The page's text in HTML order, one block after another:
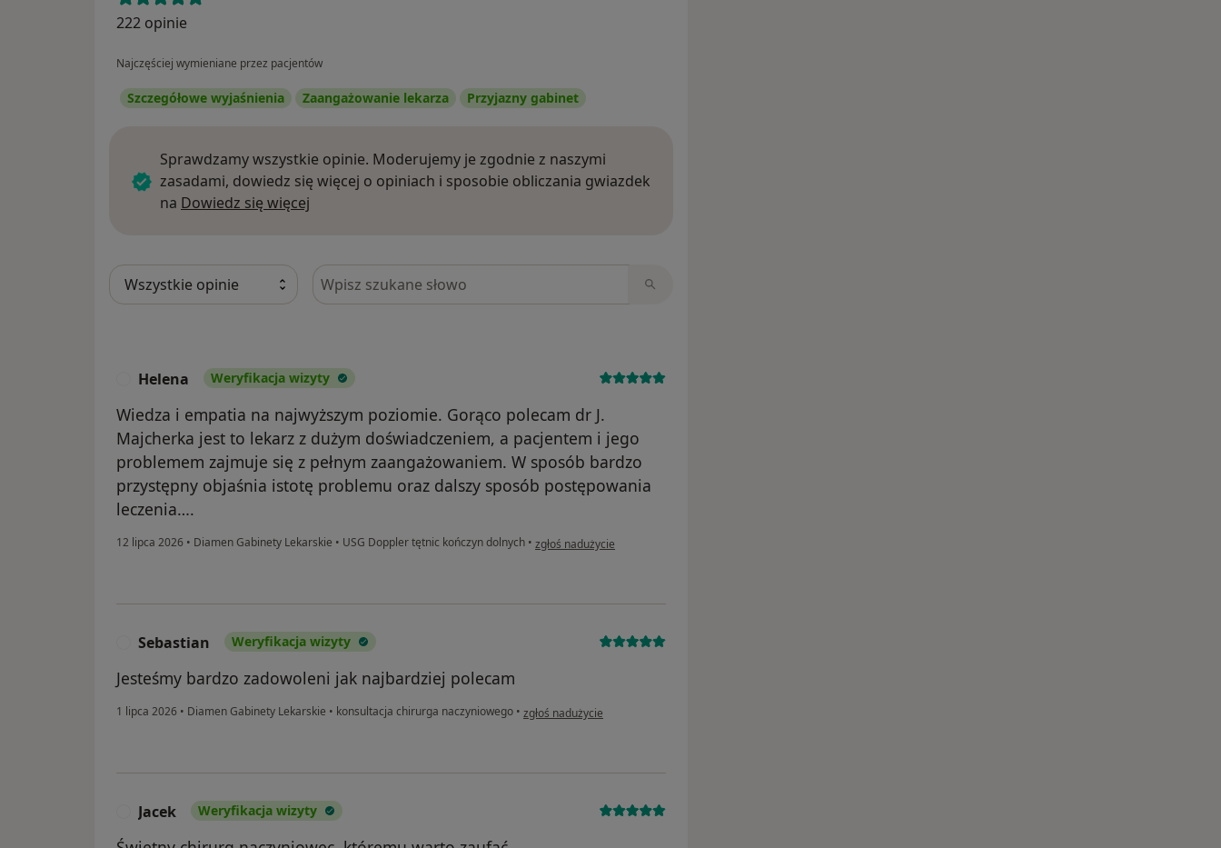
222 opinie
Najczęściej wymieniane przez pacjentów
Szczegółowe wyjaśnienia Zaangażowanie lekarza Przyjazny gabinet
Sprawdzamy wszystkie opinie. Moderujemy je zgodnie z naszymi
zasadami, dowiedz się więcej o opiniach i sposobie obliczania gwiazdek
na Dowiedz się więcej
Szukaj w opiniach
Helena Weryfikacja wizyty
Wiedza i empatia na najwyższym poziomie. Gorąco polecam dr J.
Majcherka jest to lekarz z dużym doświadczeniem, a pacjentem i jego
problemem zajmuje się z pełnym zaangażowaniem. W sposób bardzo
przystępny objaśnia istotę problemu oraz dalszy sposób postępowania
leczenia….
12 lipca 2026 • Diamen Gabinety Lekarskie • USG Doppler tętnic kończyn dolnych • w opinii użytkownika Helena
zgłoś nadużycie
Sebastian Weryfikacja wizyty
Jesteśmy bardzo zadowoleni jak najbardziej polecam
1 lipca 2026 • Diamen Gabinety Lekarskie • konsultacja chirurga naczyniowego • w opinii użytkownika Sebastian
zgłoś nadużycie
Jacek Weryfikacja wizyty